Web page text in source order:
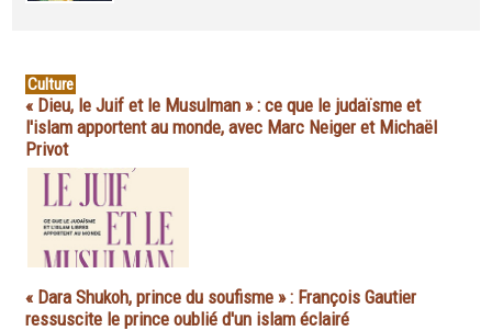
Culture
« Dieu, le Juif et le Musulman » : ce que le judaïsme et
l'islam apportent au monde, avec Marc Neiger et Michaël
Privot
« Dara Shukoh, prince du soufisme » : François Gautier
ressuscite le prince oublié d'un islam éclairé